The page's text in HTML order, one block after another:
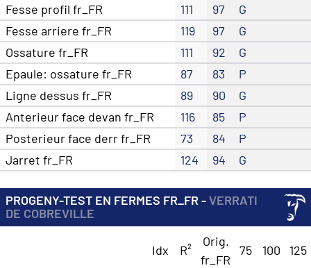
Fesse profil fr_FR
111 97
G
Fesse arriere fr_FR
119 97
G
Ossature fr_FR
111 92
G
Epaule: ossature fr_FR
87 83
P
Ligne dessus fr_FR
89 90
G
Anterieur face devan fr_FR
116 85
P
Posterieur face derr fr_FR
73 84
P
Jarret fr_FR
124 94 G
PROGENY-TEST EN FERMES FR_FR -VERRATI
DE COBREVILLE
Idx R²
Orig.
fr_FR
75 100 125